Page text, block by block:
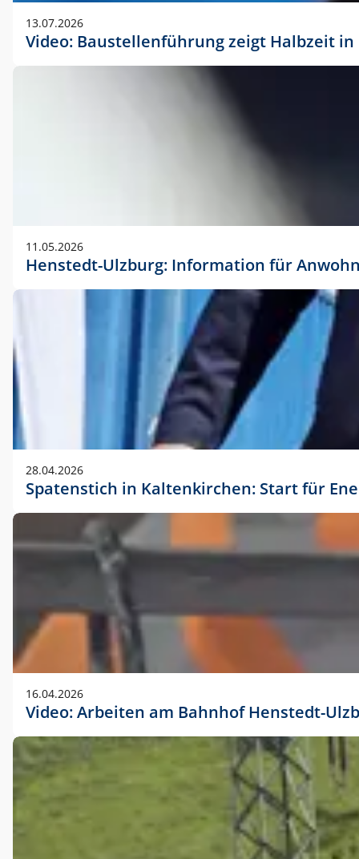
13.07.2026
Video: Baustellenführung zeigt Halbzeit
11.05.2026
Henstedt-Ulzburg: Information für
28.04.2026
Spatenstich in Kaltenkirchen: Start für
16.04.2026
Video: Arbeiten am Bahnhof Henstedt-